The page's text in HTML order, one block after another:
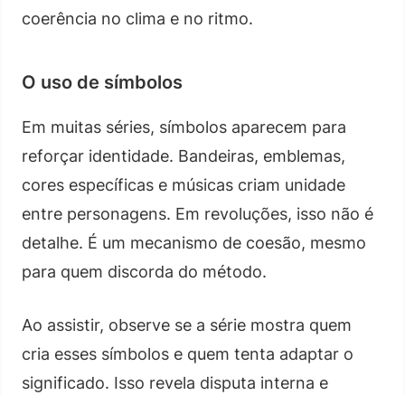
coerência no clima e no ritmo.
O uso de símbolos
Em muitas séries, símbolos aparecem para
reforçar identidade. Bandeiras, emblemas,
cores específicas e músicas criam unidade
entre personagens. Em revoluções, isso não é
detalhe. É um mecanismo de coesão, mesmo
para quem discorda do método.
Ao assistir, observe se a série mostra quem
cria esses símbolos e quem tenta adaptar o
significado. Isso revela disputa interna e